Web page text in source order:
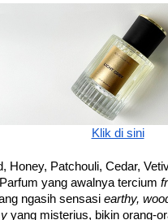
Klik di sini
Honey, Patchouli, Cedar,
Parfum yang awalnya tercium
ngasih sensasi earthy,
yang misterius, bikin orang-